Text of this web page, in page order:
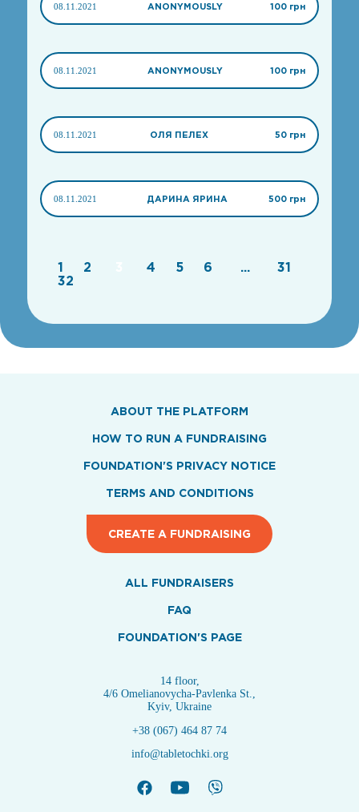
08.11.2021 ANONYMOUSLY 100 грн
08.11.2021 ANONYMOUSLY 100 грн
08.11.2021 ОЛЯ ПЕЛЕХ 50 грн
08.11.2021 ДАРИНА ЯРИНА 500 грн
1 2 4 5 6 ...
31
32
ABOUT THE PLATFORM
HOW TO RUN A FUNDRAISING
FOUNDATION'S PRIVACY NOTICE
TERMS AND CONDITIONS
CREATE A FUNDRAISING
ALL FUNDRAISERS
FAQ
FOUNDATION'S PAGE
14 floor,
4/6 Omelianovycha-Pavlenka St.,
Kyiv, Ukraine
+38 (067) 464 87 74
info@tabletochki.org